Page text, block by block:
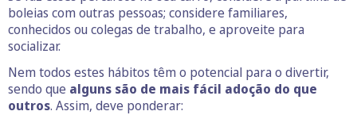
boleias com outras pessoas; considere familiares,
conhecidos ou colegas de trabalho, e aproveite para
socializar.
Nem todos estes hábitos têm o potencial para o divertir,
sendo que alguns são de mais fácil adoção do que
outros. Assim, deve ponderar: